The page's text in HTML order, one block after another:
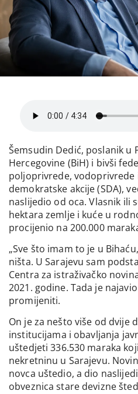
Šemsudin Dedić, poslanik u
Hercegovine (BiH) i bivši
poljoprivrede, vodoprivrede
demokratske akcije (SDA),
naslijedio od oca. Vlasnik ili
hektara zemlje i kuće u
procijenio na 200.000
„Sve što imam to je u
ništa. U Sarajevu sam
Centra za istraživačko
2021. godine. Tada je
promijeniti.
On je za nešto više od dvije
institucijama i obavljanja
uštedjeti 336.530 maraka
nekretninu u Sarajevu.
novca uštedio, a dio
obveznica stare devizne